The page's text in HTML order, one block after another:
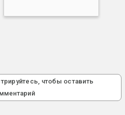
чтобы оставить